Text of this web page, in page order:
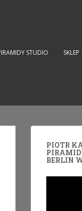
STUDIO SKLEP
PIOTR
BERLIN